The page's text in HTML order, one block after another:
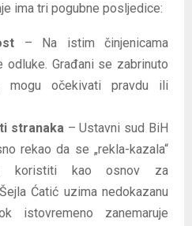
ima tri pogubne posljedice:
– Na istim činjenicama
Građani se zabrinuto
očekivati pravdu ili
stranaka– Ustavni sud BiH
rekao da se „rekla-kazala“
koristiti kao osnov za
Ćatić uzima nedokazanu
istovremeno zanemaruje